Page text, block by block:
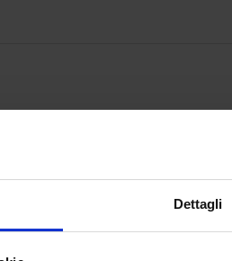
Dettagli